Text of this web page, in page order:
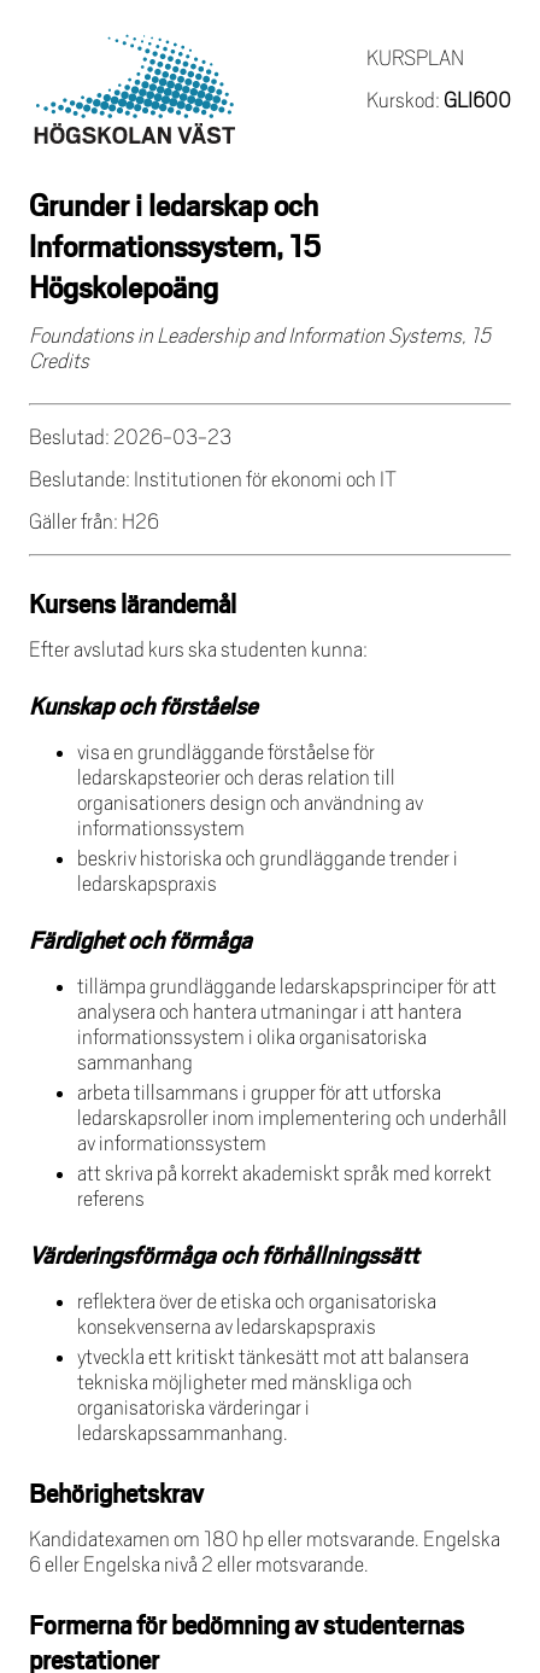
KURSPLAN
Kurskod: GLI600
Grunder i ledarskap och
lnformationssystem, 15
Högskolepoäng
Foundations in Leadership and Information Systems, 15
Credits
Beslutad: 2026-03-23
Beslutande: Institutionen för ekonomi och IT
Gäller från: H26
Kursens lärandemål
Efter avslutad kurs ska studenten kunna:
Kunskap och förståelse
visa en grundläggande förståelse för
ledarskapsteorier och deras relation till
organisationers design och användning av
informationssystem
beskriv historiska och grundläggande trender i
ledarskapspraxis
Färdighet och förmåga
tillämpa grundläggande ledarskapsprinciper för att
analysera och hantera utmaningar i att hantera
informationssystem i olika organisatoriska
sammanhang
arbeta tillsammans i grupper för att utforska
ledarskapsroller inom implementering och underhåll
av informationssystem
att skriva på korrekt akademiskt språk med korrekt
referens
Värderingsförmåga och förhållningssätt
reflektera över de etiska och organisatoriska
konsekvenserna av ledarskapspraxis
ytveckla ett kritiskt tänkesätt mot att balansera
tekniska möjligheter med mänskliga och
organisatoriska värderingar i
ledarskapssammanhang.
Behörighetskrav
Kandidatexamen om 180 hp eller motsvarande. Engelska
6 eller Engelska nivå 2 eller motsvarande.
Formerna för bedömning av studenternas
prestationer